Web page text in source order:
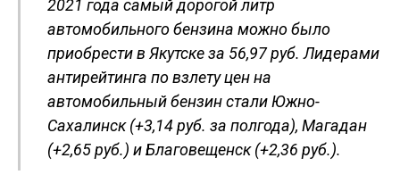
2021 года самый дорогой литр
автомобильного бензина можно было
приобрести в Якутске за 56,97 руб. Лидерами
антирейтинга по взлету цен на
автомобильный бензин стали Южно-
Сахалинск (+3,14 руб. за полгода), Магадан
(+2,65 руб.) и Благовещенск (+2,36 руб.).